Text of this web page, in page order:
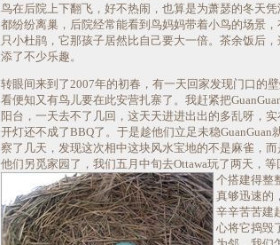
鸟在后院上下翻飞，好不热闹，也算是为萧瑟的冬天
都纷纷离巢，后院经常能看到鸟妈妈带着小鸟的场景
只小杜鹃，它那孩子居然比自己要大一倍。茶余饭后
添了不少乐趣。
转眼间来到了2007年的初春，有一天回家发现门口的
看便知又有鸟儿要在此安营扎寨了。我赶紧把
阳台，一天去不了几回，这天天进进出出的多乱呀，
开灯还不成了BBQ了。于是趁他们立足未稳GuanGuan
察了几天，发现这次相中这块风水宝地的不是麻雀，
他们另觅家园了，我们五月中旬去Ottawa玩了两天，
个搭建得整
真够迅速的
辛辛苦苦建
心将它捣毁